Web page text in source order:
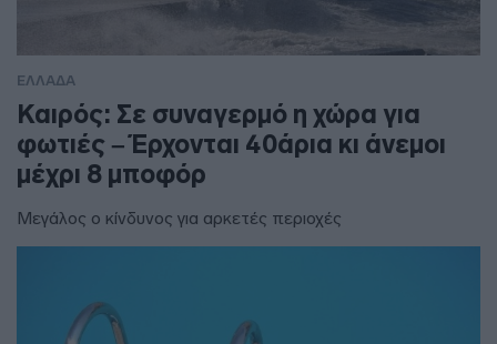
ΕΛΛΑΔΑ
Καιρός: Σε συναγερμό η χώρα για
φωτιές – Έρχονται 40άρια κι άνεμοι
μέχρι 8 μποφόρ
Μεγάλος ο κίνδυνος για αρκετές περιοχές